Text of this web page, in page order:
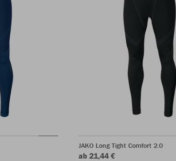
JAKO Long Tight Comfort 2.0
ab 21,44 €